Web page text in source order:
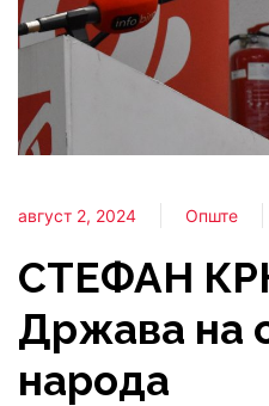
август 2, 2024 Опште
СТЕФАН
Држава на
народа